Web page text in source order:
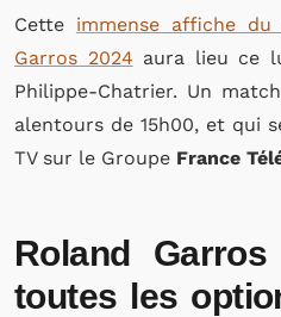
Cette immense affiche
Garros 2024 aura lieu ce
Philippe-Chatrier. Un
alentours de 15h00, et qui
TV sur le Groupe France
Roland
toutes les